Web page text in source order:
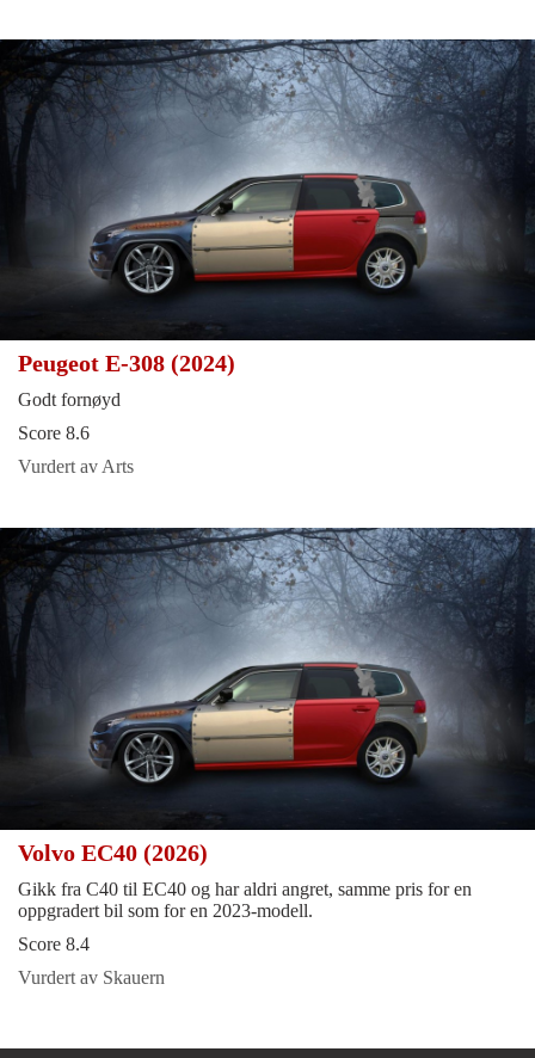
Peugeot E-308 (2024)
Godt fornøyd
Score 8.6
Vurdert av Arts
Volvo EC40 (2026)
Gikk fra C40 til EC40 og har aldri angret, samme pris for en
oppgradert bil som for en 2023-modell.
Score 8.4
Vurdert av Skauern